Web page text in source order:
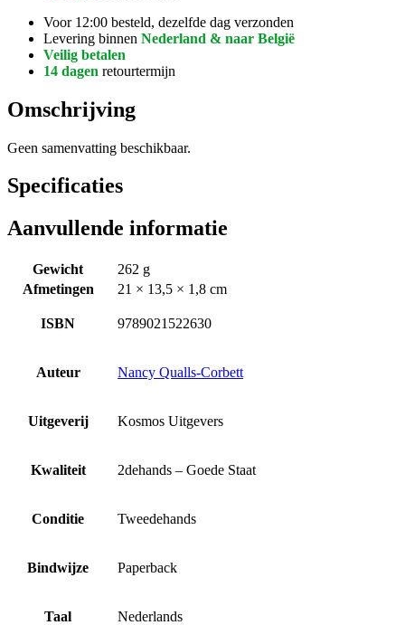
Voor 12:00 besteld, dezelfde dag verzonden
Levering binnen Nederland & naar België
Veilig betalen
14 dagen retourtermijn
Omschrijving
Geen samenvatting beschikbaar.
Specificaties
Aanvullende informatie
Gewicht
262 g
Afmetingen
21 × 13,5 × 1,8 cm
ISBN 9789021522630
Auteur Nancy Qualls-Corbett
Uitgeverij Kosmos Uitgevers
Kwaliteit 2dehands – Goede Staat
Conditie Tweedehands
Bindwijze Paperback
Taal Nederlands